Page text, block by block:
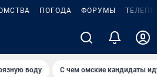
ПОГОДА ФОРУМЫ
воду С чем омские кандидаты